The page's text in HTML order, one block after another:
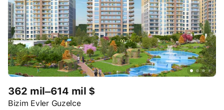
362 mil–614 mil $
Bizim Evler Guzelce